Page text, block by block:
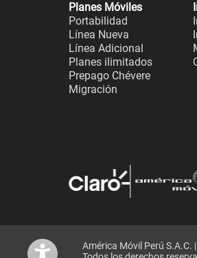
Planes Móviles
Portabilidad
Línea Nueva
Línea Adicional
Planes ilimitados
Prepago Chévere
Migración
América Móvil Perú S.A.C.